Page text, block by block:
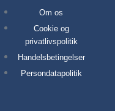
Om os
Cookie og
privatlivspolitik
Handelsbetingelser
Persondatapolitik